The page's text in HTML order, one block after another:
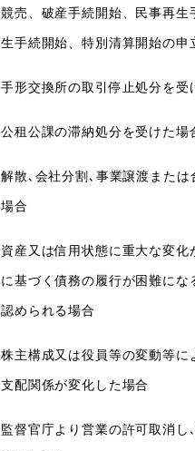
競売、破産手続開始、民事再生
生手続開始、特別清算開始の申
手形交換所の取引停止処分を受
公租公課の滞納処分を受けた場
解散､会社分割､事業譲渡または
場合
資産又は信用状態に重大な変化
に基づく債務の履行が困難にな
認められる場合
株主構成又は役員等の変動等に
支配関係が変化した場合
監督官庁より営業の許可取消し